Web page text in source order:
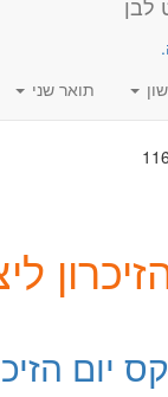
תואר שני
יום